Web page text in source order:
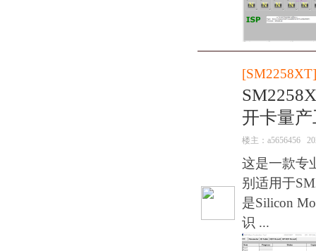
[SM2258XT]
开卡量
楼主： a5656456
这是一款专
别适用于
是Silicon
识 ...